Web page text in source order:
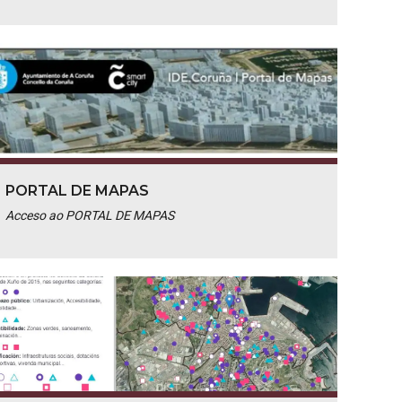
PORTAL DE MAPAS
Acceso ao PORTAL DE MAPAS